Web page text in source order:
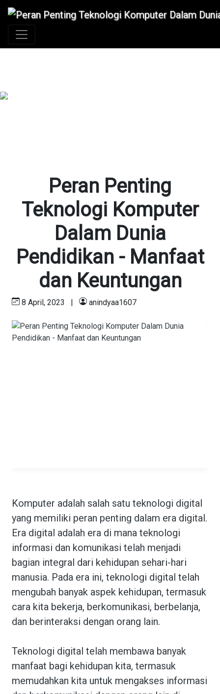
Peran Penting
Teknologi Komputer
Dalam Dunia
Pendidikan - Manfaat
dan Keuntungan
8 April, 2023 | anindyaa1607
Komputer adalah salah satu teknologi digital
yang memiliki peran penting dalam era digital.
Era digital adalah era di mana teknologi
informasi dan komunikasi telah menjadi
bagian integral dari kehidupan sehari-hari
manusia. Pada era ini, teknologi digital telah
mengubah banyak aspek kehidupan, termasuk
cara kita bekerja, berkomunikasi, berbelanja,
dan berinteraksi dengan orang lain.
Teknologi digital telah membawa banyak
manfaat bagi kehidupan kita, termasuk
memudahkan kita untuk mengakses informasi